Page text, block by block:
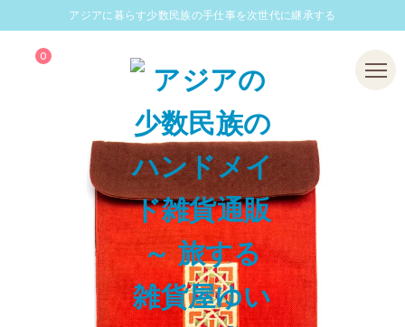
アジアに暮らす少数民族の手仕事を次世代に継承する
0 Menu